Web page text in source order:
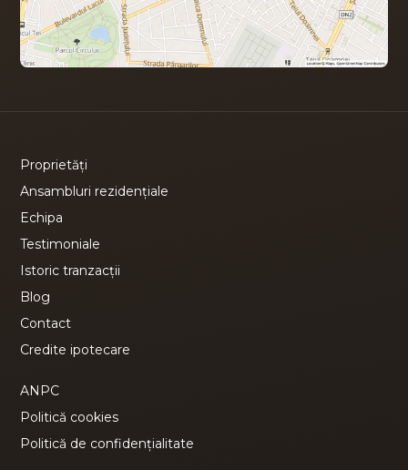
Proprietăți
Ansambluri rezidențiale
Echipa
Testimoniale
Istoric tranzacții
Blog
Contact
Credite ipotecare
ANPC
Politică cookies
Politică de confidențialitate